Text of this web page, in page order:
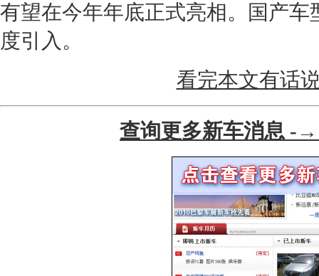
有望在今年年底正式亮相。国产
度引入。
看完本文有话
查询更多新车消息 -